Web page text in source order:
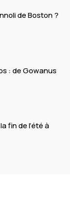
de Boston ?
: de Gowanus
fin de l’été à